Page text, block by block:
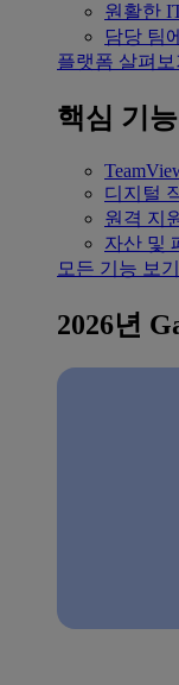
원활한
담당 팀
플랫폼 살펴보
핵심 기능
디지털
원격 지
자산 및
모든 기능 보기
2026년